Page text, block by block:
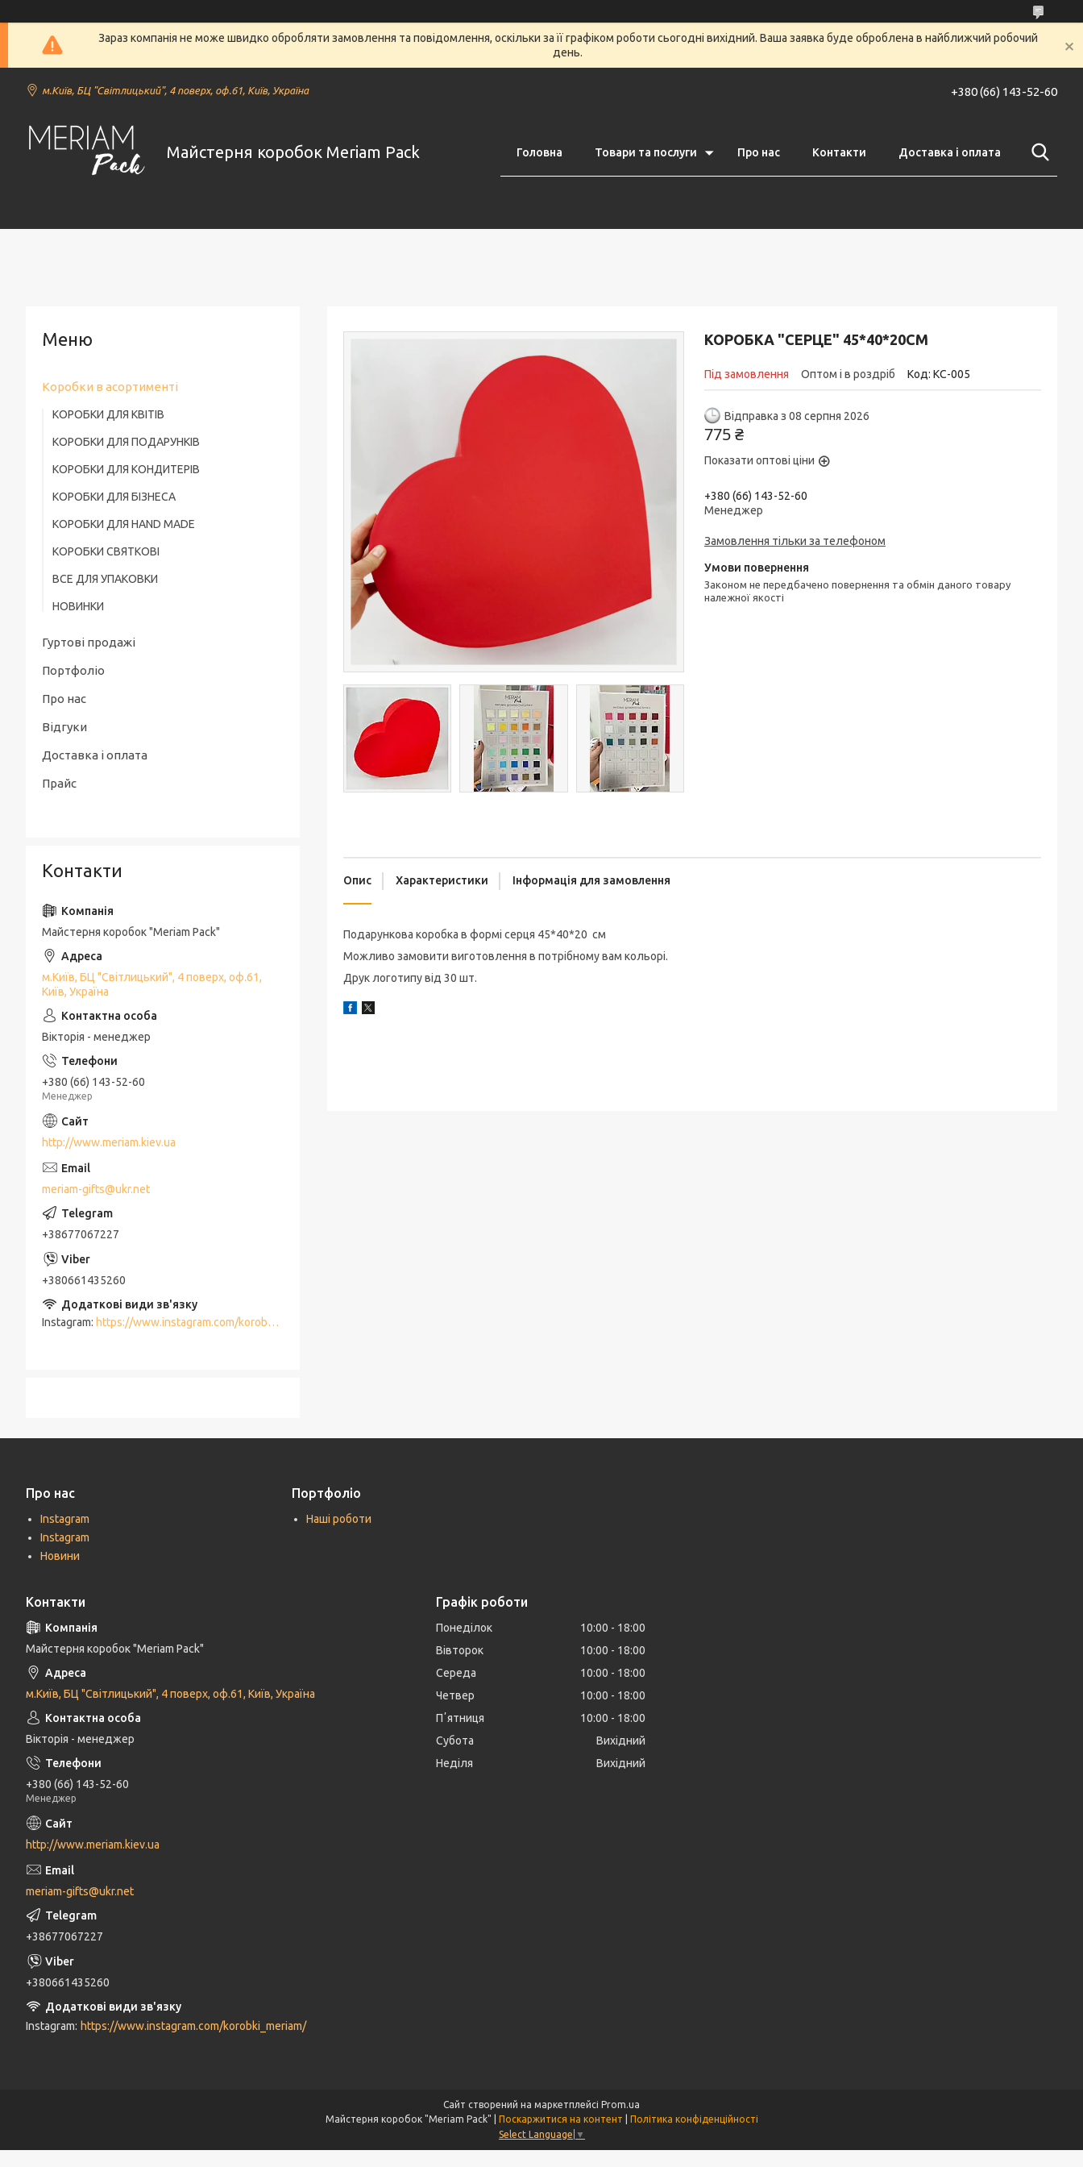
Зараз компанія не може швидко обробляти замовлення та повідомлення, оскільки за її графіком роботи сьогодні вихідний. Ваша заявка буде оброблена в найближчий робочий
день.
м.Київ, БЦ "Світлицький", 4 поверх, оф.61, Київ, Україна +380 (66) 143-52-60
Майстерня коробок Meriam Pack Головна Товари та послуги Про нас Контакти Доставка і оплата
КОРОБКА "СЕРЦЕ" 45*40*20СМ
Під замовлення Оптом і в роздріб Код: КС-005
Відправка з 08 серпня 2026
775 ₴
Показати оптові ціни
+380 (66) 143-52-60
Менеджер
Замовлення тільки за телефоном
Законом не передбачено повернення та обмін даного товару
належної якості
Опис Характеристики Інформація для замовлення
Подарункова коробка в формі серця 45*40*20 см
Можливо замовити виготовлення в потрібному вам кольорі.
Друк логотипу від 30 шт.
Коробки в асортименті
КОРОБКИ ДЛЯ КВІТІВ
КОРОБКИ ДЛЯ ПОДАРУНКІВ
КОРОБКИ ДЛЯ КОНДИТЕРІВ
КОРОБКИ ДЛЯ БІЗНЕСА
КОРОБКИ ДЛЯ HAND MADE
КОРОБКИ СВЯТКОВІ
ВСЕ ДЛЯ УПАКОВКИ
НОВИНКИ
Гуртові продажі
Портфоліо
Про нас
Відгуки
Доставка і оплата
Прайс
Контакти
Майстерня коробок "Meriam Pack"
м.Київ, БЦ "Світлицький", 4 поверх, оф.61,
Київ, Україна
Вікторія - менеджер
+380 (66) 143-52-60
Менеджер
http://www.meriam.kiev.ua
meriam-gifts@ukr.net
+38677067227
+380661435260
Instagram https://www.instagram.com/korobki_meriam/
Про нас
Instagram
Instagram
Новини
Портфоліо
Наші роботи
Контакти
Майстерня коробок "Meriam Pack"
м.Київ, БЦ "Світлицький", 4 поверх, оф.61, Київ, Україна
Вікторія - менеджер
+380 (66) 143-52-60
Менеджер
http://www.meriam.kiev.ua
meriam-gifts@ukr.net
+38677067227
+380661435260
Instagram https://www.instagram.com/korobki_meriam/
Графік роботи
Понеділок 10:00
18:00
Вівторок
10:00
18:00
Середа
10:00
18:00
Четвер
10:00
18:00
Пʼятниця
10:00
18:00
Субота
Вихідний
Неділя
Вихідний
Сайт створений на маркетплейсі Prom.ua
Поскаржитися на контент
Політика конфіденційності
Select Language ▼